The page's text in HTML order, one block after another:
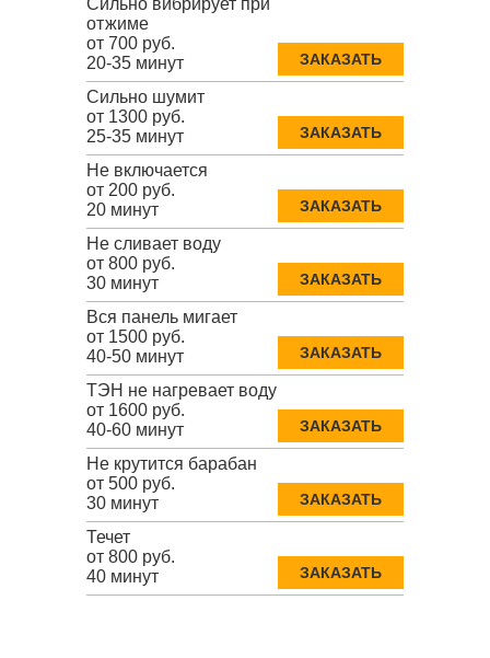
Сильно вибрирует при
отжиме
от 700 руб.
20-35 минут
ЗАКАЗАТЬ
Сильно шумит
от 1300 руб.
25-35 минут
ЗАКАЗАТЬ
Не включается
от 200 руб.
20 минут
ЗАКАЗАТЬ
Не сливает воду
от 800 руб.
30 минут
ЗАКАЗАТЬ
Вся панель мигает
от 1500 руб.
40-50 минут
ЗАКАЗАТЬ
ТЭН не нагревает воду
от 1600 руб.
40-60 минут
ЗАКАЗАТЬ
Не крутится барабан
от 500 руб.
30 минут
ЗАКАЗАТЬ
Течет
от 800 руб.
40 минут
ЗАКАЗАТЬ